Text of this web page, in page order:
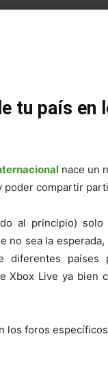
tu país
nace un
compartir
al principio)
no sea la esperada,
diferentes
Xbox Live ya
los foros